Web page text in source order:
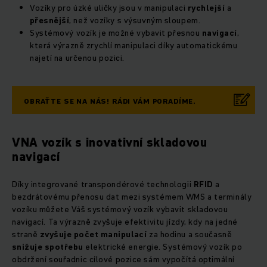
Vozíky pro úzké uličky jsou v manipulaci rychlejší a
přesnější, než vozíky s výsuvným sloupem.
Systémový vozík je možné vybavit přesnou navigací,
která výrazně zrychlí manipulaci díky automatickému
najetí na určenou pozici.
OBRAŤTE SE NA NÁS! RÁDI VÁM PORADÍME.
VNA vozík s inovativní skladovou
navigací
Díky integrované transpondérové technologii RFID a
bezdrátovému přenosu dat mezi systémem WMS a terminály
vozíku můžete Váš systémový vozík vybavit skladovou
navigací. Ta výrazně zvyšuje efektivitu jízdy, kdy na jedné
straně zvyšuje počet manipulací za hodinu a současně
snižuje spotřebu elektrické energie. Systémový vozík po
obdržení souřadnic cílové pozice sám vypočítá optimální